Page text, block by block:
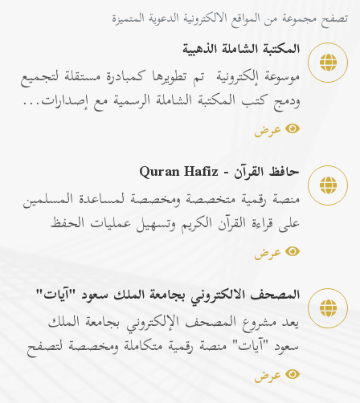
تصفح مجموعة من المواقع الالكترونية الدعوية المتميزة
المكتبة الشاملة الذهبية
موسوعة إلكترونية تم تطويرها كمبادرة مستقلة لتجميع
ودمج كتب المكتبة الشاملة الرسمية مع إصدارات...
عرض
حافظ القرآن - Quran Hafiz
منصة رقمية متخصصة ومخصصة لمساعدة المسلمين
على قراءة القرآن الكريم وتسهيل عمليات الحفظ
والمراجعة عبر...
عرض
المصحف الالكتروني بجامعة الملك سعود "آيات"
يعد مشروع المصحف الإلكتروني بجامعة الملك
سعود "آيات" منصة رقمية متكاملة ومخصصة لتصفح
وقراءة القرآن ا...
عرض